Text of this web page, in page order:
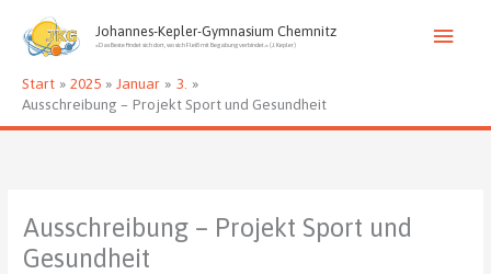
Inhalt
springen
Johannes-Kepler-Gymnasium Chemnitz
»Das Beste findet sich dort, wo sich Fleiß mit Begabung verbindet.« (J. Kepler)
Start 2025 Januar
3.
Ausschreibung – Projekt Sport und Gesundheit
Ausschreibung – Projekt Sport und
Gesundheit